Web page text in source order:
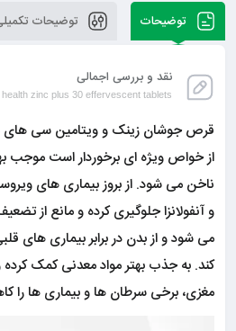
توضیحات توضیحات
نقد و بررسی اجمالی
health zinc plus 30 effervescent tablets
قرص جوشان زینک و ویتامین سی های
از خواص ویژه ای برخوردار است موجب
ناخن می شود. از بروز بیماری های
و آنفولانزا جلوگیری کرده و مانع از
می شود و از بدن در برابر بیماری های
کند. به جذب بهتر مواد معدنی کمک کرده
مغزی، برخی سرطان ها و بیماری ها